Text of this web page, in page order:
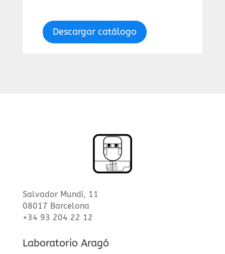
Descargar catálogo
Salvador Mundi, 11
08017 Barcelona
+34 93 204 22 12
Laboratorio Aragó